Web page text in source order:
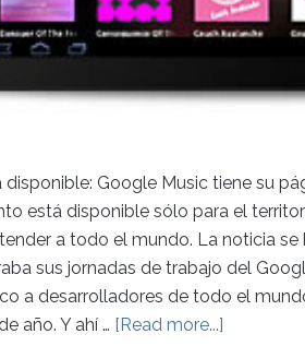
disponible: Google Music tiene su
está disponible sólo para el
a todo el mundo. La noticia
sus jornadas de trabajo del
a desarrolladores de todo el
año. Y ahí … [Read more...]